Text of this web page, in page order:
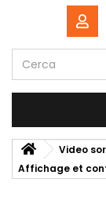
Video
Affichage et